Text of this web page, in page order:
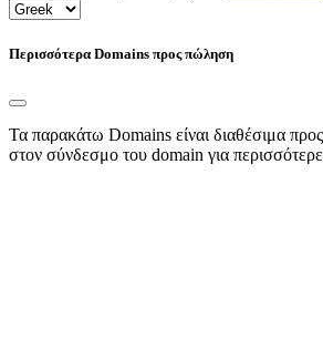
Περισσότερα Domains προς πώληση
Τα παρακάτω Domains είναι διαθέσιμα
στον σύνδεσμο του domain για